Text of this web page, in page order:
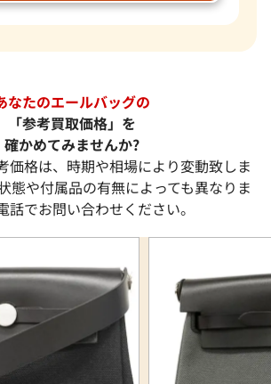
なたのエールバッグの
「参考買取価格」を
確かめてみませんか?
価格は、時期や相場により変動致しま
態や付属品の有無によっても異なりま
話でお問い合わせください。